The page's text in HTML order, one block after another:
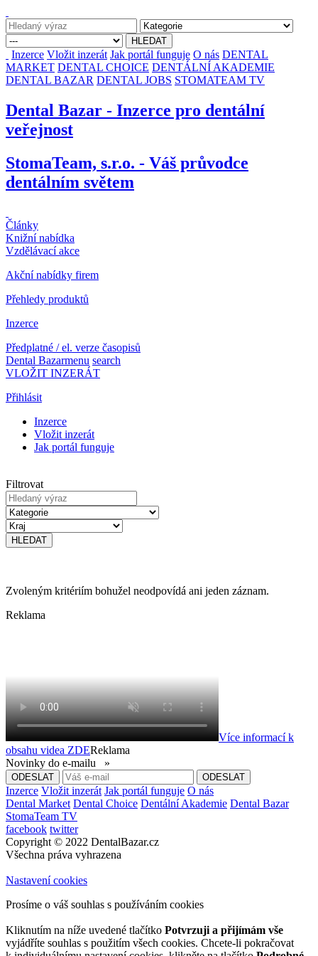
Inzerce Vložit inzerát Jak portál funguje O nás DENTAL
MARKET DENTAL CHOICE DENTÁLNÍ AKADEMIE
DENTAL BAZAR DENTAL JOBS STOMATEAM TV
Dental Bazar - Inzerce pro dentální
veřejnost
StomaTeam, s.r.o. - Váš průvodce
dentálním světem
Články
Knižní nabídka
Vzdělávací akce
Akční nabídky firem
Přehledy produktů
Inzerce
Předplatné / el. verze časopisů
Dental Bazarmenu search
VLOŽIT INZERÁT
Přihlásit
Inzerce
Vložit inzerát
Jak portál funguje
Filtrovat
Zvoleným kritériím bohužel neodpovídá ani jeden záznam.
Reklama
Více informací k
obsahu videa ZDEReklama
Novinky do e-mailu »
Inzerce Vložit inzerát Jak portál funguje O nás
Dental Market Dental Choice Dentální Akademie Dental Bazar
StomaTeam TV
facebook twitter
Copyright © 2022 DentalBazar.cz
Všechna práva vyhrazena
Nastavení cookies
Prosíme o váš souhlas s používáním cookies
Kliknutím na níže uvedené tlačítko Potvrzuji a přijímám vše
vyjádříte souhlas s použitím všech cookies. Chcete-li pokračovat